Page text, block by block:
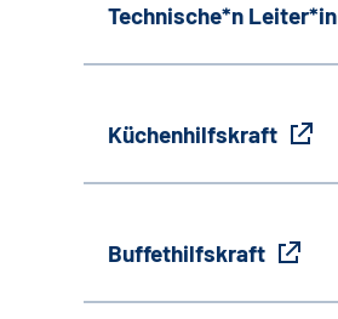
Technische*n Leiter*in
Küchenhilfskraft
Buffethilfskraft